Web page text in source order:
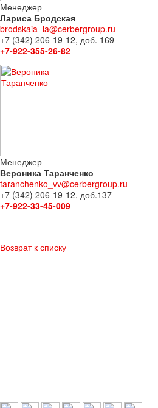
Менеджер
Лариса Бродская
brodskaia_la@cerbergroup.ru
+7 (342) 206-19-12, доб. 169
+7-922-355-26-82
Менеджер
Вероника Таранченко
taranchenko_vv@cerbergroup.ru
+7 (342) 206-19-12, доб.137
+7-922-33-45-009
Возврат к списку